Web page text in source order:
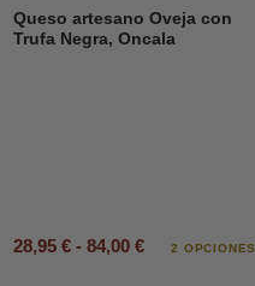
Queso artesano Oveja con
Trufa Negra, Oncala
28,95 € - 84,00 € 2 OPCIONES